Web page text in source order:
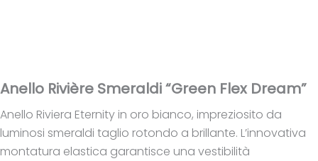
Anello Rivière Smeraldi “Green Flex Dream”
Anello Riviera Eternity in oro bianco, impreziosito da
luminosi smeraldi taglio rotondo a brillante. L’innovativa
montatura elastica garantisce una vestibilità